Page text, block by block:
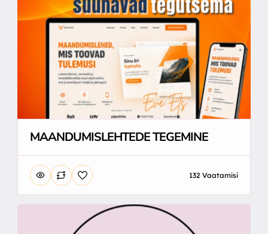
MAANDUMISLEHTEDE TEGEMINE
132 Vaatamisi